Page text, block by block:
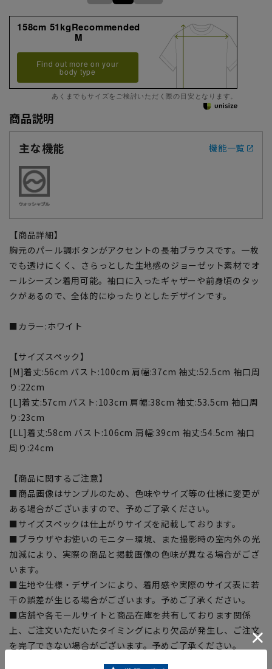
158cm 51kgRecommended
M
Find out more on your
body type
あくまでもサイズをご検討いただく際の目安となります。
商品説明
主な機能
機能一覧
【商品詳細】
胸元のパール調ボタンがアクセントの長袖ブラウスです。一枚
でも透けにくく、さらっとした生地感のジョーゼット素材でオ
ールシーズン着用可能。袖口に入ったギャザーや前身頃のタッ
クがあるので、全体的にゆったりとしたデザインです。
■カラー:ホワイト
【サイズスペック】
[M]着丈:56cm バスト:100cm 肩幅:37cm 袖丈:52.5cm 袖口周
り:22cm
[L]着丈:57cm バスト:103cm 肩幅:38cm 袖丈:53.5cm 袖口周
り:23cm
[LL]着丈:58cm バスト:106cm 肩幅:39cm 袖丈:54.5cm 袖口
周り:24cm
【商品に関するご注意】
■商品画像はサンプルのため、色味やサイズ等の仕様に変更が
ある場合がございますので、予めご了承ください。
■サイズスペックは仕上がりサイズを記載しております。
■ブラウザやお使いのモニター環境、また撮影時の室内外の光
加減により、実際の商品と掲載画像の色味が異なる場合がござ
います。
■生地や仕様・デザインにより、着用感や実際のサイズ表に若
干の誤差が生じる場合がございます。予めご了承ください。
■店舗や各モールサイトと商品在庫を共有しております関係
上、ご注文いただいたタイミングにより欠品が発生し、ご注文
を完了できない場合がございます。予めご了承ください。